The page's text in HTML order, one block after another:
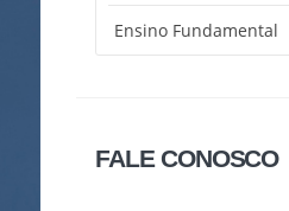
Ensino Fundamental
FALE CONOSCO